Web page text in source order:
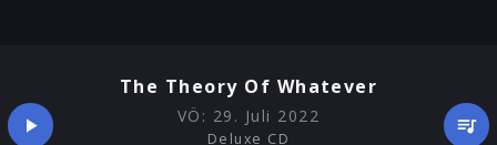
The Theory Of Whatever
VÖ: 29. Juli 2022
Deluxe CD